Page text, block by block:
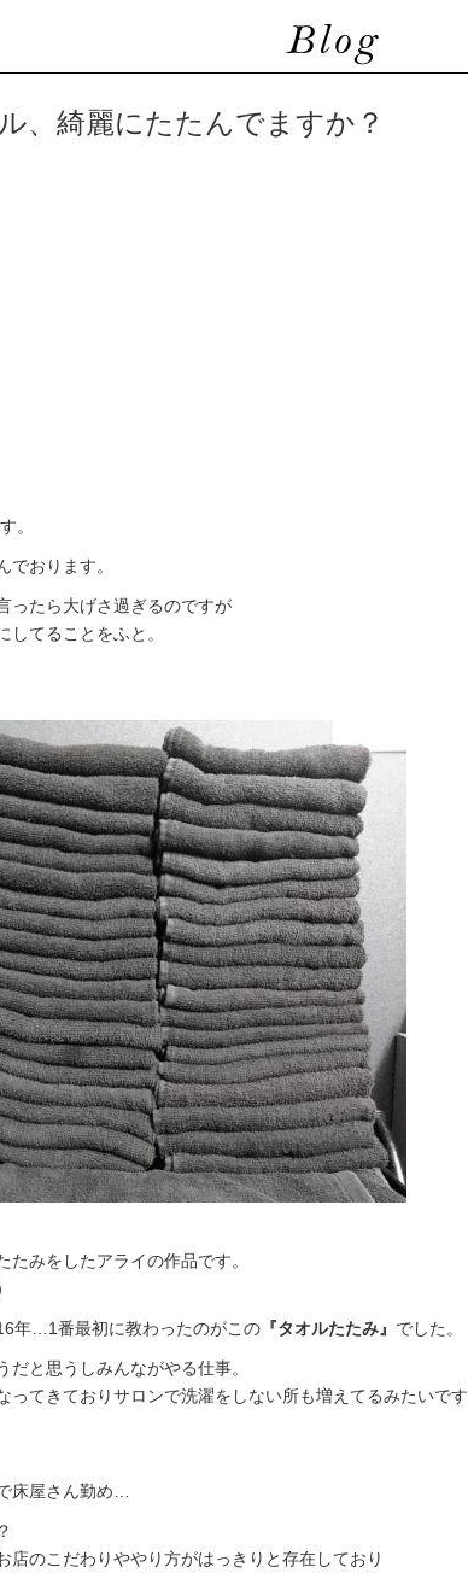
、綺麗にたたんでますか？
。
でおります。
ったら大げさ過ぎるのですが
てることをふと。
みをしたアライの作品です。
年…1番最初に教わったのがこの 『タオルたたみ』 でした。
と思うしみんながやる仕事。
ってきておりサロンで洗濯をしない所も増えてるみたいです
床屋さん勤め…
店のこだわりややり方がはっきりと存在しており